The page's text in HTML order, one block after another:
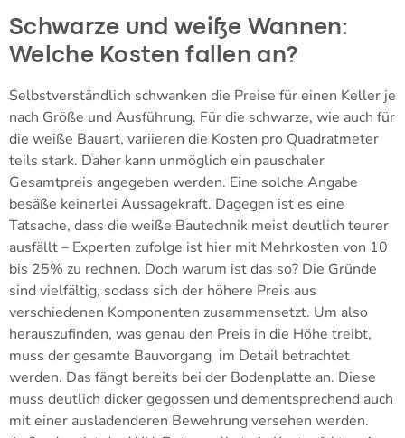
Schwarze und weiße Wannen:
Welche Kosten fallen an?
Selbstverständlich schwanken die Preise für einen Keller je
nach Größe und Ausführung. Für die schwarze, wie auch für
die weiße Bauart, variieren die Kosten pro Quadratmeter
teils stark. Daher kann unmöglich ein pauschaler
Gesamtpreis angegeben werden. Eine solche Angabe
besäße keinerlei Aussagekraft. Dagegen ist es eine
Tatsache, dass die weiße Bautechnik meist deutlich teurer
ausfällt – Experten zufolge ist hier mit Mehrkosten von 10
bis 25% zu rechnen. Doch warum ist das so? Die Gründe
sind vielfältig, sodass sich der höhere Preis aus
verschiedenen Komponenten zusammensetzt. Um also
herauszufinden, was genau den Preis in die Höhe treibt,
muss der gesamte Bauvorgang im Detail betrachtet
werden. Das fängt bereits bei der Bodenplatte an. Diese
muss deutlich dicker gegossen und dementsprechend auch
mit einer ausladenderen Bewehrung versehen werden.